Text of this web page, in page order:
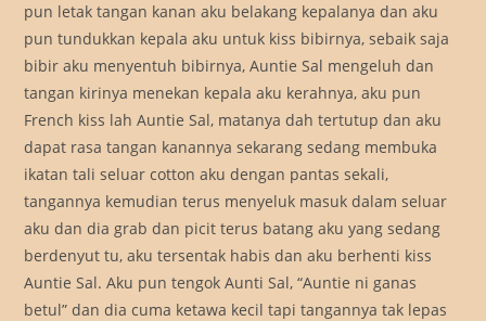
pun letak tangan kanan aku belakang kepalanya dan aku
pun tundukkan kepala aku untuk kiss bibirnya, sebaik saja
bibir aku menyentuh bibirnya, Auntie Sal mengeluh dan
tangan kirinya menekan kepala aku kerahnya, aku pun
French kiss lah Auntie Sal, matanya dah tertutup dan aku
dapat rasa tangan kanannya sekarang sedang membuka
ikatan tali seluar cotton aku dengan pantas sekali,
tangannya kemudian terus menyeluk masuk dalam seluar
aku dan dia grab dan picit terus batang aku yang sedang
berdenyut tu, aku tersentak habis dan aku berhenti kiss
Auntie Sal. Aku pun tengok Aunti Sal, “Auntie ni ganas
betul” dan dia cuma ketawa kecil tapi tangannya tak lepas